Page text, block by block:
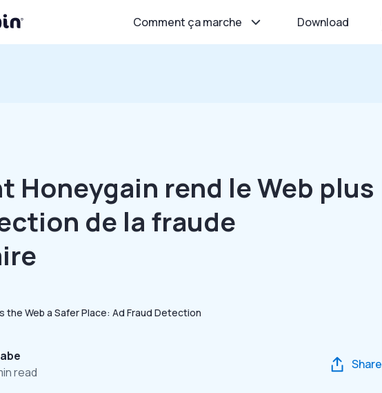
Comment ça marche Download
Honeygain rend le Web plus
de la fraude
read
Share